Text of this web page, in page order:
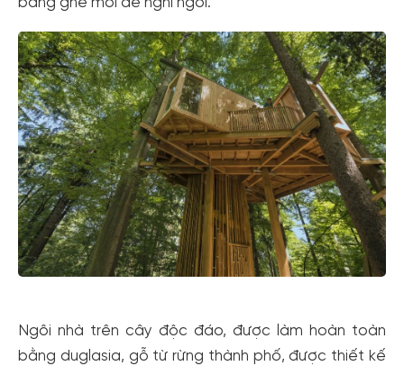
Ngôi nhà trên cây độc đáo, được làm hoàn toàn
bằng duglasia, gỗ từ rừng thành phố, được thiết kế
Tạo tài khoản nhanh - nhận nhiều ưu
đãi!
Tạo tài khoản để có thểnhận ngay các ưu đãihấp dẫn
dành cho thành viên đến từ các đối tác của Gody.vn dành
cho cộng đồng.
Hoặc đăng nhập bằng
Đăng nhập Facebook
Đăng nhập Google